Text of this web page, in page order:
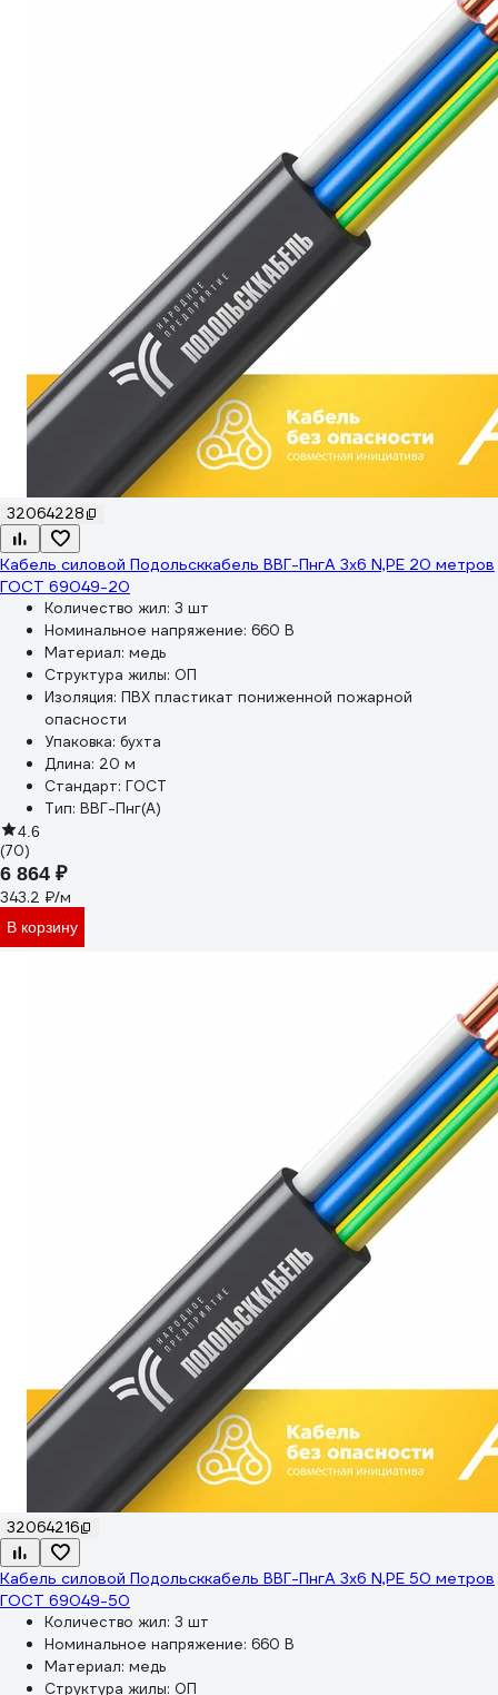
32064228
Кабель силовой Подольсккабель ВВГ-ПнгА 3x6 N,PE 20 метров
ГОСТ 69049-20
Количество жил: 3 шт
Номинальное напряжение: 660 В
Материал: медь
Структура жилы: ОП
Изоляция: ПВХ пластикат пониженной пожарной
опасности
Упаковка: бухта
Длина: 20 м
Стандарт: ГОСТ
Тип: ВВГ-Пнг(А)
4.6
(70)
6 864 ₽
343.2 ₽/м
В корзину
32064216
Кабель силовой Подольсккабель ВВГ-ПнгА 3x6 N,PE 50 метров
ГОСТ 69049-50
Количество жил: 3 шт
Номинальное напряжение: 660 В
Материал: медь
Структура жилы: ОП